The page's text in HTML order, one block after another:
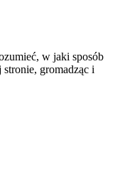
w jaki sposób
gromadząc i